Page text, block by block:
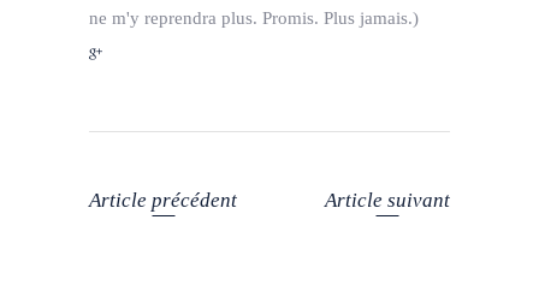
ne m'y reprendra plus. Promis. Plus jamais.)
Article précédent Article suivant